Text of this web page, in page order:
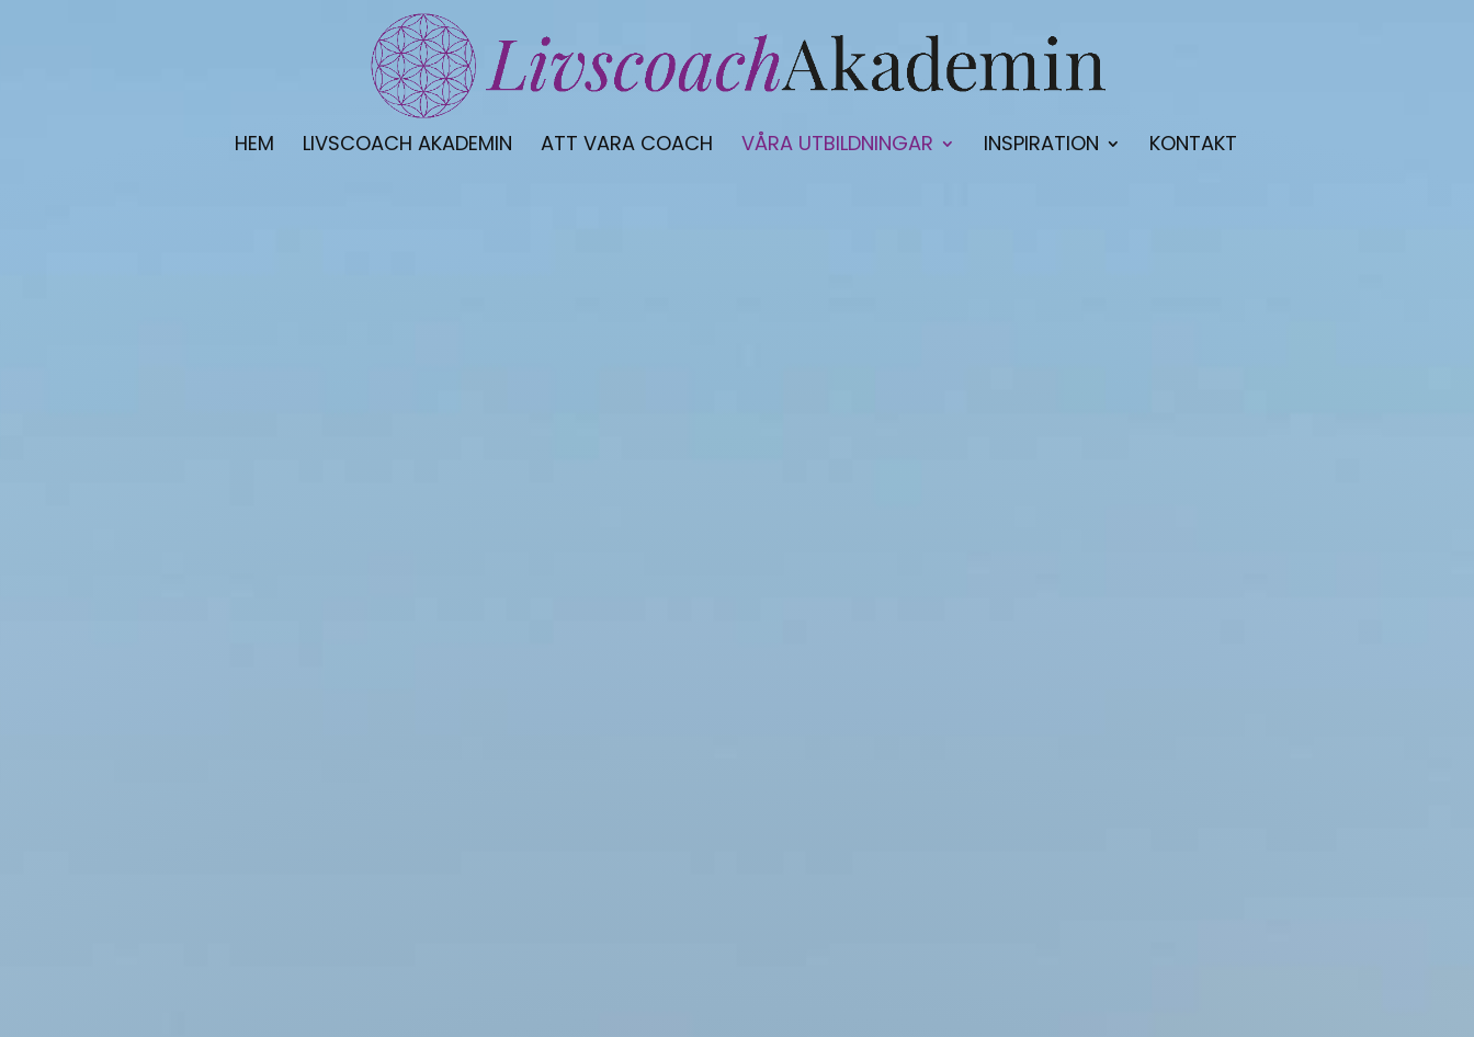
HEM LIVSCOACH AKADEMIN ATT VARA COACH VÅRA UTBILDNINGAR INSPIRATION KONTAKT